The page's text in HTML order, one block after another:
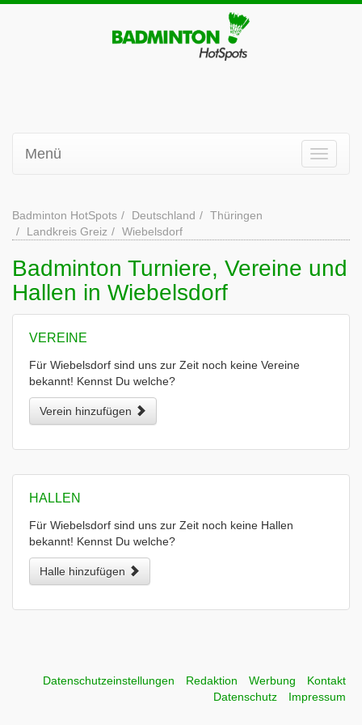
Menü
Badminton HotSpots Deutschland
Thüringen
Landkreis Greiz
Wiebelsdorf
Badminton Turniere, Vereine und
Hallen in Wiebelsdorf
VEREINE
Für Wiebelsdorf sind uns zur Zeit noch keine Vereine
bekannt! Kennst Du welche?
Verein hinzufügen
HALLEN
Für Wiebelsdorf sind uns zur Zeit noch keine Hallen
bekannt! Kennst Du welche?
Halle hinzufügen
Datenschutzeinstellungen Redaktion Werbung
Kontakt
Datenschutz
Impressum